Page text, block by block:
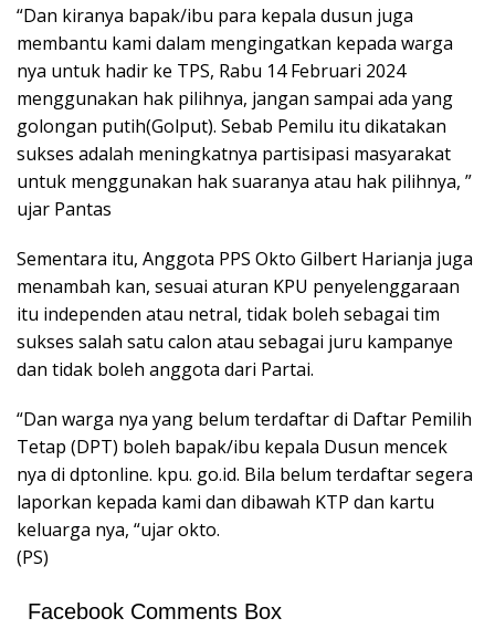
“Dan kiranya bapak/ibu para kepala dusun juga
membantu kami dalam mengingatkan kepada warga
nya untuk hadir ke TPS, Rabu 14 Februari 2024
menggunakan hak pilihnya, jangan sampai ada yang
golongan putih(Golput). Sebab Pemilu itu dikatakan
sukses adalah meningkatnya partisipasi masyarakat
untuk menggunakan hak suaranya atau hak pilihnya, ”
ujar Pantas
Sementara itu, Anggota PPS Okto Gilbert Harianja juga
menambah kan, sesuai aturan KPU penyelenggaraan
itu independen atau netral, tidak boleh sebagai tim
sukses salah satu calon atau sebagai juru kampanye
dan tidak boleh anggota dari Partai.
“Dan warga nya yang belum terdaftar di Daftar Pemilih
Tetap (DPT) boleh bapak/ibu kepala Dusun mencek
nya di dptonline. kpu. go.id. Bila belum terdaftar segera
laporkan kepada kami dan dibawah KTP dan kartu
keluarga nya, “ujar okto.
(PS)
Facebook Comments Box